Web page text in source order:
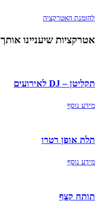
להזמנת האטרקציה
אטרקציות שיעניינו אותך
תקליטן – DJ לאירועים
מידע נוסף
תלת אופן רטרו
מידע נוסף
תותח קצף